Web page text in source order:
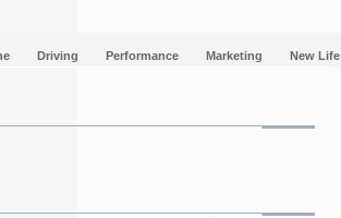
Driving Performance Marketing New Life